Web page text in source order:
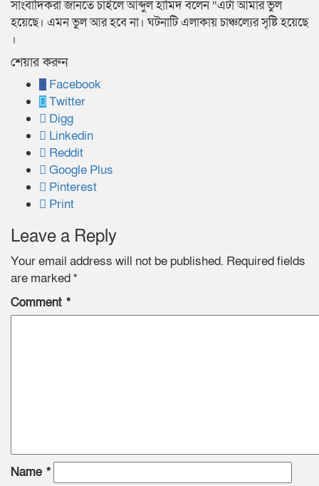
সাংবাদিকরা জানতে চাইলে আব্দুল হামিদ বলেন “এটা আমার ভুল
হয়েছে। এমন ভুল আর হবে না। ঘটনাটি এলাকায় চাঞ্চল্যের সৃষ্টি হয়েছে
।
শেয়ার করুন
Facebook
Twitter
Digg
Linkedin
Reddit
Google Plus
Pinterest
Print
Leave a Reply
Your email address will not be published. Required fields
are marked*
Comment *
Name *